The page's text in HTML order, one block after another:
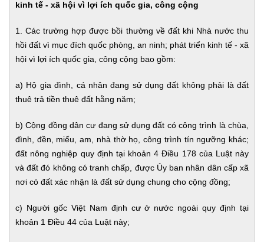
kinh tế - xã hội vì lợi ích quốc gia, công cộng
1. Các trường hợp được bồi thường về đất khi Nhà nước thu
hồi đất vì mục đích quốc phòng, an ninh; phát triển kinh tế - xã
hội vì lợi ích quốc gia, công cộng bao gồm:
a) Hộ gia đình, cá nhân đang sử dụng đất không phải là đất
thuê trả tiền thuê đất hằng năm;
b) Cộng đồng dân cư đang sử dụng đất có công trình là chùa,
đình, đền, miếu, am, nhà thờ họ, công trình tín ngưỡng khác;
đất nông nghiệp quy định tại khoản 4 Điều 178 của Luật này
và đất đó không có tranh chấp, được Ủy ban nhân dân cấp xã
nơi có đất xác nhận là đất sử dụng chung cho cộng đồng;
c) Người gốc Việt Nam định cư ở nước ngoài quy định tại
khoản 1 Điều 44 của Luật này;